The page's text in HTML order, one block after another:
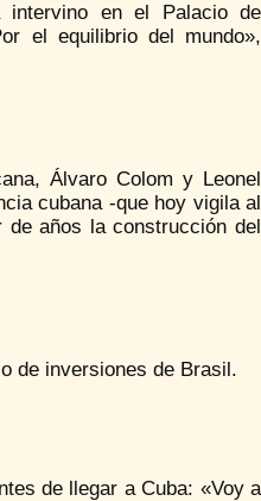
intervino en el Palacio de
el equilibrio del mundo»,
Álvaro Colom y Leonel
cubana -que hoy vigila al
de años la construcción del
de inversiones de Brasil.
de llegar a Cuba: «Voy a